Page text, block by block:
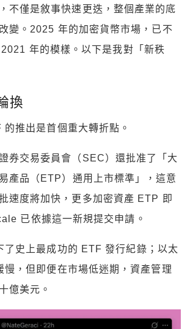
不僅是敘事快速更迭，整個產業的底
變。2025 年的加密貨幣市場，已不
年的模樣。以下是我對「新秩
換
的推出是首個重大轉折點。
券交易委員會（SEC）還批准了「大
產品（ETP）通用上市標準」，這意
速度將加快，更多加密資產 ETP 即
已依據這一新規提交申請。
了史上最成功的 ETF 發行紀錄；以太
慢，但即便在市場低迷期，資產管理
億美元。